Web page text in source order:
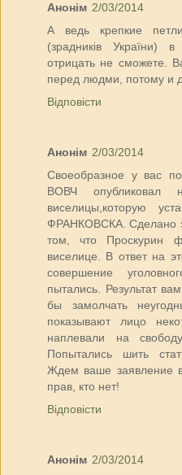
Анонім 2/03/2014
А ведь крепкие
(зрадників України)
отрицать не сможете.
перед людми, потому и
Відповісти
Анонім 2/03/2014
Своеобразное у вас
ВОВЧ опубликовал
виселицы,которую
ФРАНКОВСКА. Сделано
том, что Проскурин
виселице. В ответ на
совершение
пытались. Результат
бы замолчать
показывают лицо
наплевали на
Попытались шить
Ждем ваше заявление
прав, кто нет!
Відповісти
Анонім 2/03/2014